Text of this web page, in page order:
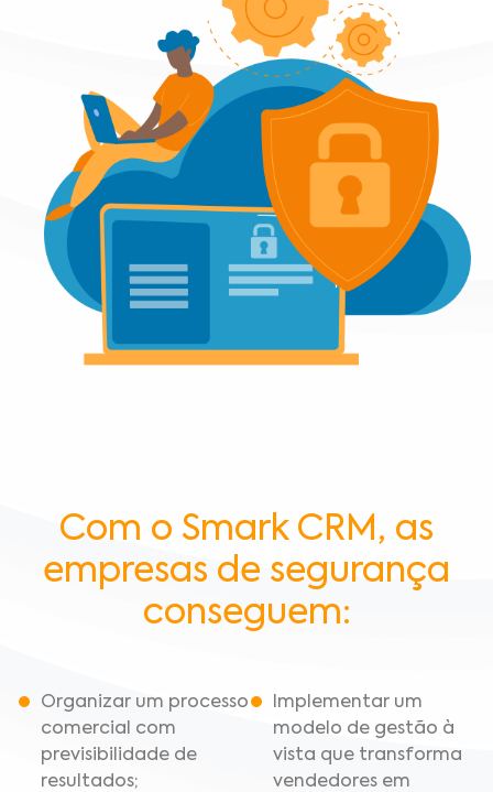
Com o Smark CRM, as
empresas de segurança
conseguem:
Organizar um processo
comercial com
previsibilidade de
resultados;
Implementar um
modelo de gestão à
vista que transforma
vendedores em